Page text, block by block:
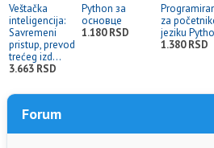
Veštačka
inteligencija:
Savremeni
pristup, prevod
trećeg izd...
3.663 RSD
Python за
основце
1.180 RSD
za
jeziku
1.380 RSD
Forum